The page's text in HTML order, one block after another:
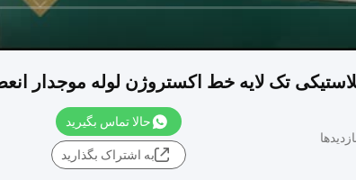
تک لایه خط اکستروژن لوله موجدار
حالا تماس بگیرید
به اشتراک بگذارید